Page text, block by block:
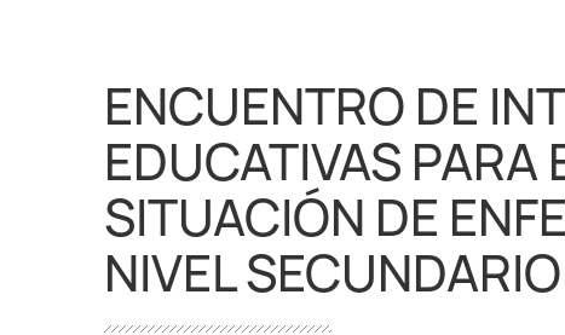
ENCUENTRO DE
EDUCATIVAS PARA
SITUACIÓN DE
NIVEL SECUNDARIO